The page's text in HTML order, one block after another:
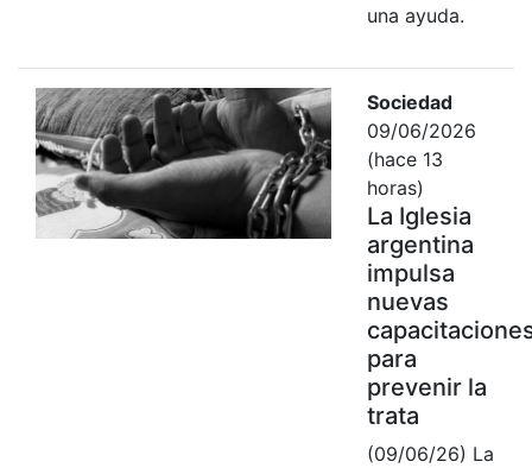
una ayuda.
Sociedad
09/06/2026
(hace 13
horas)
La Iglesia
argentina
impulsa
nuevas
para
prevenir la
trata
(09/06/26) La